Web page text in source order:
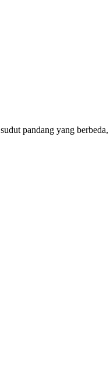
pandang yang berbeda,